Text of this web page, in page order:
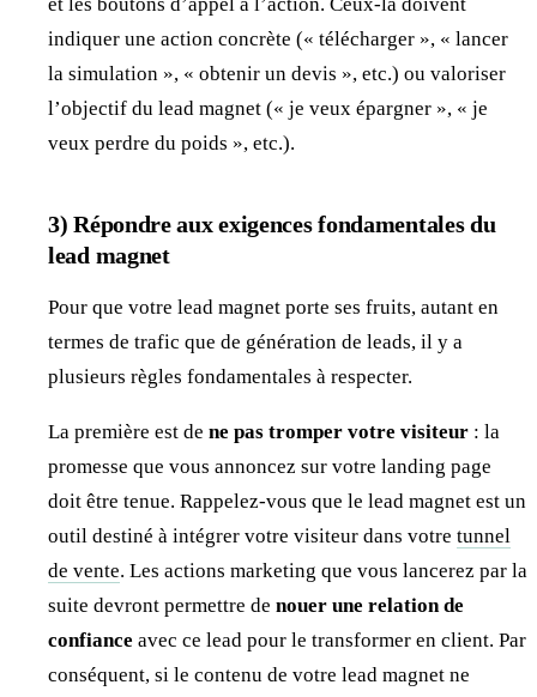
indiquer une action concrète (« télécharger », « lancer
la simulation », « obtenir un devis », etc.) ou valoriser
l’objectif du lead magnet (« je veux épargner », « je
veux perdre du poids », etc.).
3) Répondre aux exigences fondamentales du
lead magnet
Pour que votre lead magnet porte ses fruits, autant en
termes de trafic que de génération de leads, il y a
plusieurs règles fondamentales à respecter.
La première est de ne pas tromper votre visiteur : la
promesse que vous annoncez sur votre landing page
doit être tenue. Rappelez-vous que le lead magnet est un
outil destiné à intégrer votre visiteur dans votre tunnel
de vente. Les actions marketing que vous lancerez par la
suite devront permettre de nouer une relation de
confiance avec ce lead pour le transformer en client. Par
conséquent, si le contenu de votre lead magnet ne